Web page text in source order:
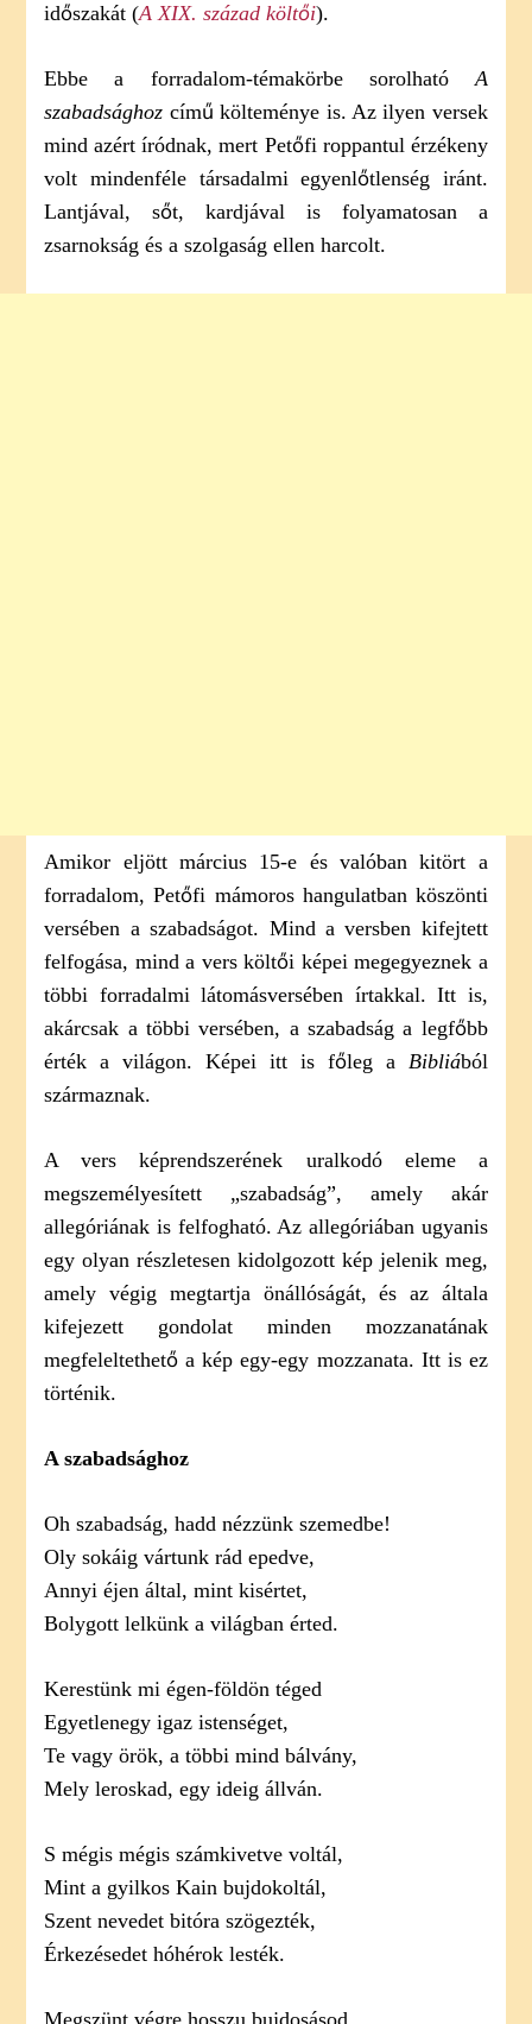
időszakát (A XIX. század költői).
Ebbe a forradalom-témakörbe sorolhatóA
szabadsághoz című költeménye is. Az ilyen versek
mind azért íródnak, mert Petőfi roppantul érzékeny
volt mindenféle társadalmi egyenlőtlenség iránt.
Lantjával, sőt, kardjával is folyamatosan a
zsarnokság és a szolgaság ellen harcolt.
Amikor eljött március 15-e és valóban kitört a
forradalom, Petőfi mámoros hangulatban köszönti
versében a szabadságot. Mind a versben kifejtett
felfogása, mind a vers költői képei megegyeznek a
többi forradalmi látomásversében írtakkal. Itt is,
akárcsak a többi versében, a szabadság a legfőbb
érték a világon. Képei itt is főleg a Bibliából
származnak.
A vers képrendszerének uralkodó eleme a
megszemélyesített „szabadság”, amely akár
allegóriának is felfogható. Az allegóriában ugyanis
egy olyan részletesen kidolgozott kép jelenik meg,
amely végig megtartja önállóságát, és az általa
kifejezett gondolat minden mozzanatának
megfeleltethető a kép egy-egy mozzanata. Itt is ez
történik.
A szabadsághoz
Oh szabadság, hadd nézzünk szemedbe!
Oly sokáig vártunk rád epedve,
Annyi éjen által, mint kisértet,
Bolygott lelkünk a világban érted.
Kerestünk mi égen-földön téged
Egyetlenegy igaz istenséget,
Te vagy örök, a többi mind bálvány,
Mely leroskad, egy ideig állván.
S mégis mégis számkivetve voltál,
Mint a gyilkos Kain bujdokoltál,
Szent nevedet bitóra szögezték,
Érkezésedet hóhérok lesték.
Megszünt végre hosszu bujdosásod,